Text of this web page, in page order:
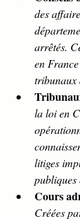
des
arrêtés.
en
tribunaux
la loi en
litiges
publiques
Cours
Créées